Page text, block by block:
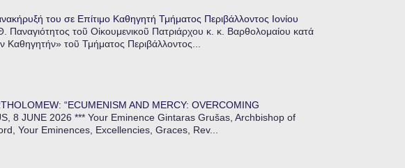
του σε Επίτιμο Καθηγητή Τμήματος Περιβάλλοντος Ιονίου
Παναγιότητος τοῦ Οἰκουμενικοῦ Πατριάρχου κ. κ. Βαρθολομαίου κατά
Καθηγητήν» τοῦ Τμήματος Περιβάλλοντος...
“ECUMENISM AND MERCY: OVERCOMING
8 JUNE 2026 *** Your Eminence Gintaras Grušas, Archbishop of
Your Eminences, Excellencies, Graces, Rev...